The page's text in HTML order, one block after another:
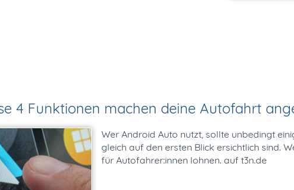
4 Funktionen machen deine Autofahrt
Wer Android Auto nutzt, sollte unbedingt
gleich auf den ersten Blick ersichtlich sind.
für Autofahrer:innen lohnen. auf t3n.de